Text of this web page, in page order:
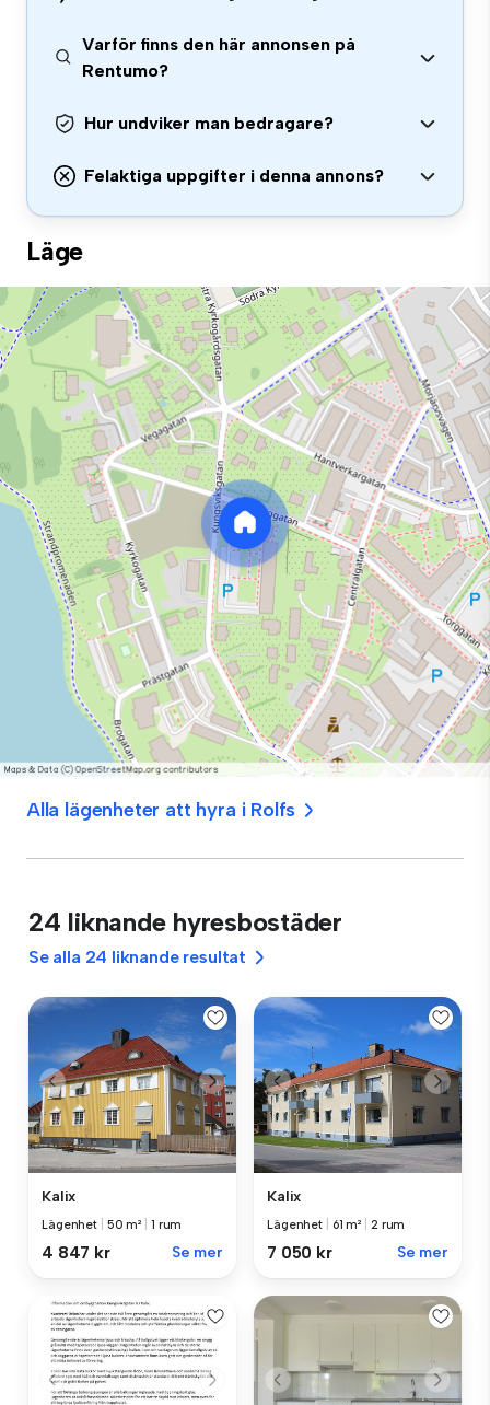
Varför finns den här annonsen på
Rentumo?
Hur undviker man bedragare?
Felaktiga uppgifter i denna annons?
Läge
Alla lägenheter att hyra i Rolfs
24 liknande hyresbostäder
Se alla 24 liknande resultat
Kalix
Lägenhet 50 m² 1 rum
4 847 kr Se mer
Kalix
Lägenhet 61 m² 2 rum
7 050 kr Se mer